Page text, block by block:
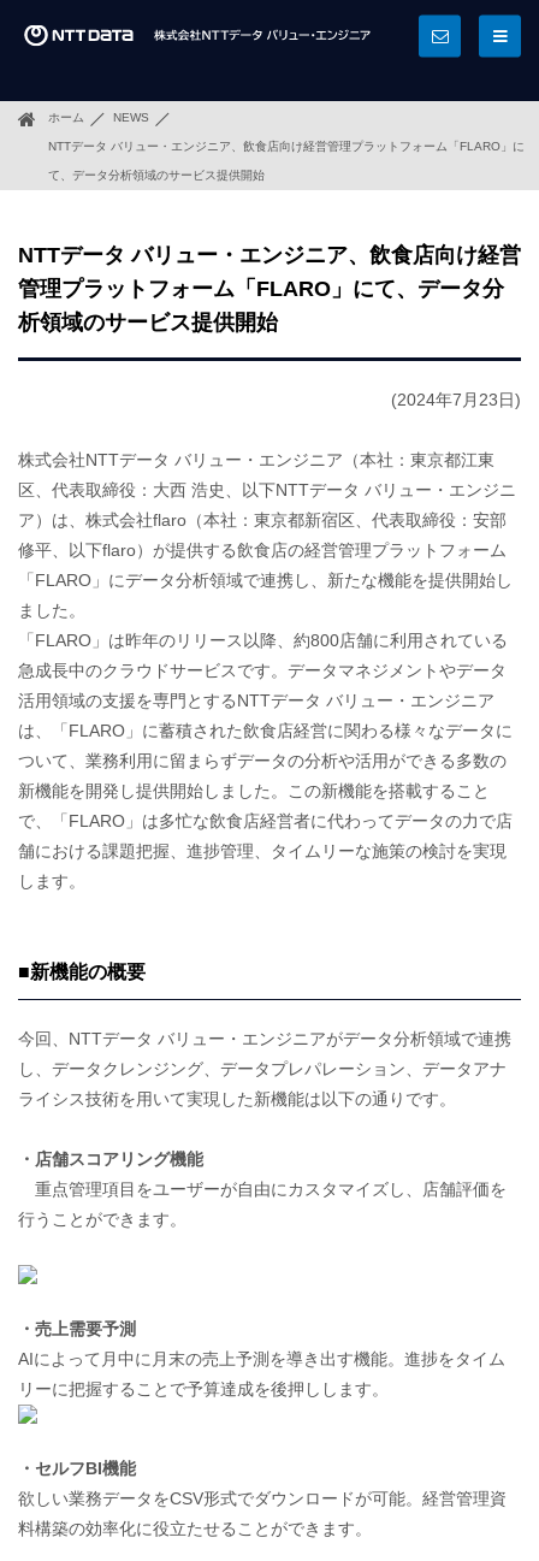
ホーム NEWS
NTTデータ バリュー・エンジニア、飲食店向け経営管理プラットフォーム「FLARO」に
て、データ分析領域のサービス提供開始
NTTデータ バリュー・エンジニア、飲食店向け経営
管理プラットフォーム「FLARO」にて、データ分
析領域のサービス提供開始
(2024年7月23日)
株式会社NTTデータ バリュー・エンジニア（本社：東京都江東
区、代表取締役：大西 浩史、以下NTTデータ バリュー・エンジニ
ア）は、株式会社flaro（本社：東京都新宿区、代表取締役：安部
修平、以下flaro）が提供する飲食店の経営管理プラットフォーム
「FLARO」にデータ分析領域で連携し、新たな機能を提供開始し
ました。
「FLARO」は昨年のリリース以降、約800店舗に利用されている
急成長中のクラウドサービスです。データマネジメントやデータ
活用領域の支援を専門とするNTTデータ バリュー・エンジニア
は、「FLARO」に蓄積された飲食店経営に関わる様々なデータに
ついて、業務利用に留まらずデータの分析や活用ができる多数の
新機能を開発し提供開始しました。この新機能を搭載すること
で、「FLARO」は多忙な飲食店経営者に代わってデータの力で店
舗における課題把握、進捗管理、タイムリーな施策の検討を実現
します。
■新機能の概要
今回、NTTデータ バリュー・エンジニアがデータ分析領域で連携
し、データクレンジング、データプレパレーション、データアナ
ライシス技術を用いて実現した新機能は以下の通りです。
・店舗スコアリング機能
重点管理項目をユーザーが自由にカスタマイズし、店舗評価を
行うことができます。
・売上需要予測
AIによって月中に月末の売上予測を導き出す機能。進捗をタイム
リーに把握することで予算達成を後押しします。
・セルフBI機能
欲しい業務データをCSV形式でダウンロードが可能。経営管理資
料構築の効率化に役立たせることができます。